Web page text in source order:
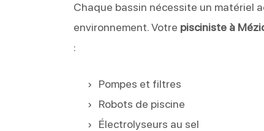
Chaque bassin nécessite un matériel
environnement. Votre pisciniste à
:
Pompes et filtres
Robots de piscine
Électrolyseurs au sel